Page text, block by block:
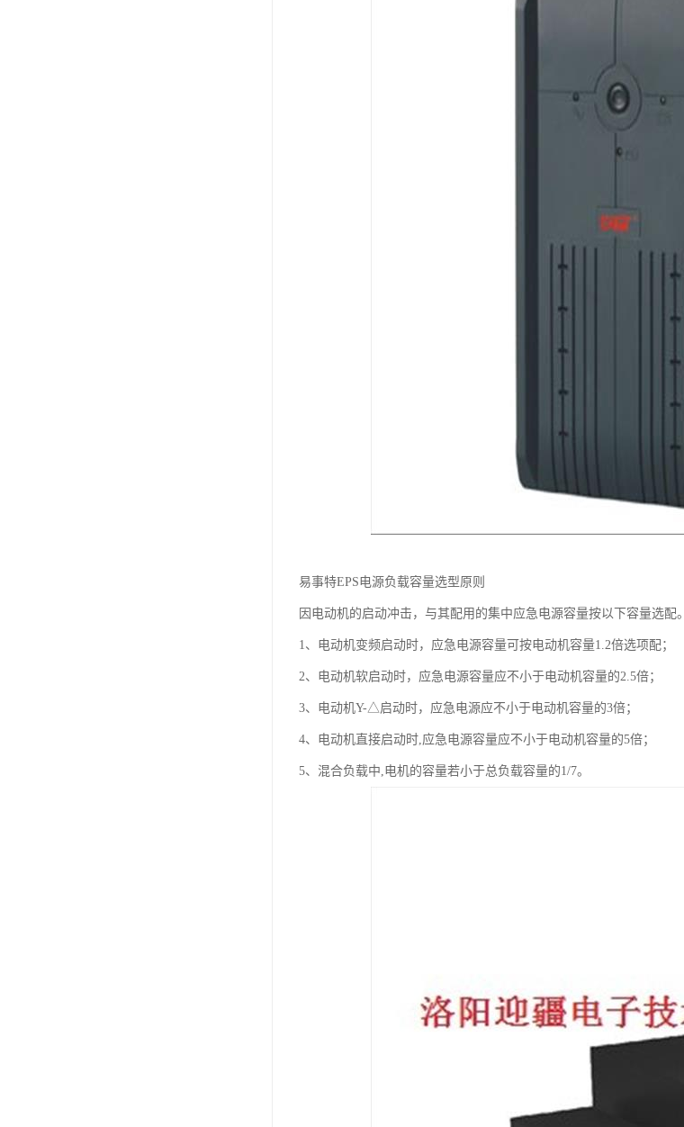
易事特EPS电源负载容量选型原则
因电动机的启动冲击，与其配用的集中应急电源容量按以下容量选配。
1、电动机变频启动时，应急电源容量可按电动机容量1.2倍选项配；
2、电动机软启动时，应急电源容量应不小于电动机容量的2.5倍；
3、电动机Y-△启动时，应急电源应不小于电动机容量的3倍；
4、电动机直接启动时,应急电源容量应不小于电动机容量的5倍；
5、混合负载中,电机的容量若小于总负载容量的1/7。